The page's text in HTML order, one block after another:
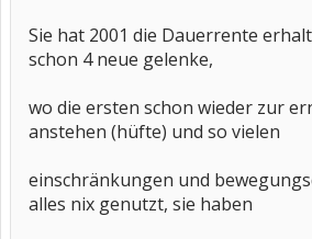
Sie hat 2001 die Dauerrente
schon 4 neue gelenke,
wo die ersten schon wieder zur
anstehen (hüfte) und so vielen
einschränkungen und
alles nix genutzt, sie haben